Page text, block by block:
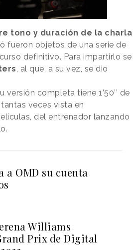
tono y duración de la charla
fueron objetos de una serie de
definitivo. Para impartirlo se
, al que, a su vez, se dio
completa tiene 1’50’’ de
, tantas veces vista en
del entrenador lanzando
OMD su cuenta
Williams
Prix de Digital